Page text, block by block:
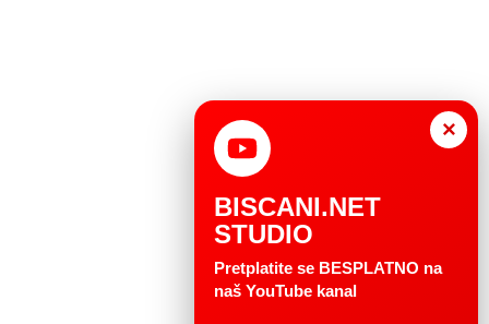
×
BISCANI.NET
STUDIO
Pretplatite se BESPLATNO na
naš YouTube kanal